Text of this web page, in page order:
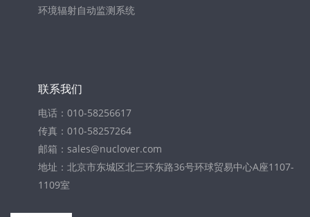
环境辐射自动监测系统
联系我们
电话：010-58256617
传真：010-58257264
邮箱：sales@nuclover.com
地址：北京市东城区北三环东路36号环球贸易中心A座1107-
1109室